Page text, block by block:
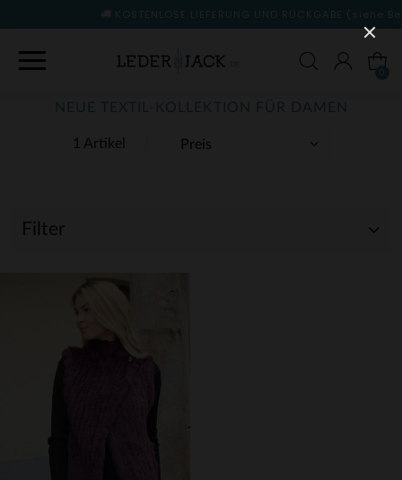
KOSTENLOSE LIEFERUNG UND RÜCKGABE (siehe
1 Artikel
NEUE TEXTIL-KOLLEKTION FÜR DAMEN
Filter